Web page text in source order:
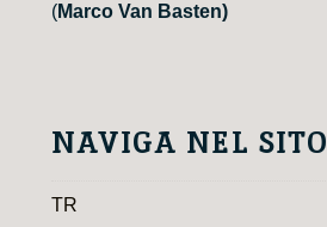
(Marco Van Basten)
NAVIGA NEL SITO
TR